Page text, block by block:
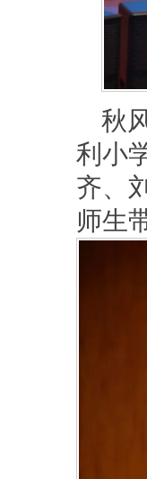
秋
利小
齐、
师生